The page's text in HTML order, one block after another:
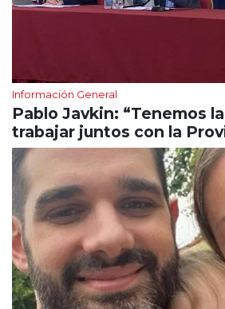
Información General
Pablo Javkin: “Tenemos
trabajar juntos con la